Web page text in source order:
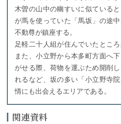
木曽の山中の幽すいに似ている
が馬を使っていた「馬坂」の途
不動尊が鎮座する。
足軽二十人組が住んでいたとこ
また、小立野から本多町方面へ
がせる際、荷物を運ぶため開削
れるなど、坂の多い「小立野寺
情にも出会えるエリアである。
関連資料